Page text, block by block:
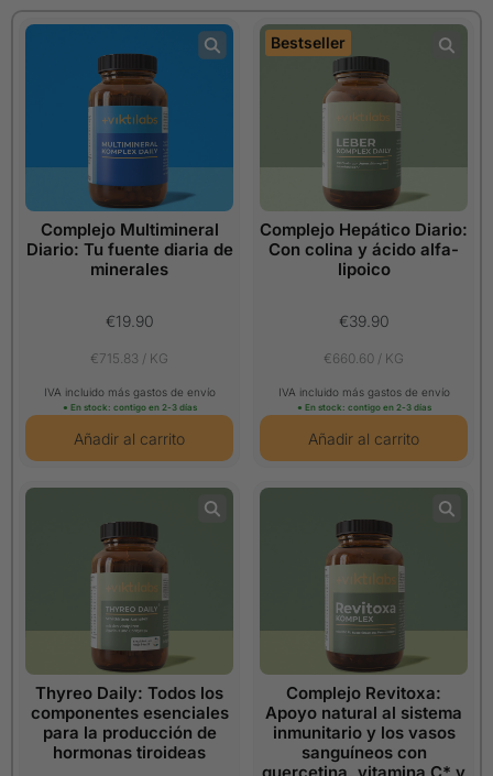
Complejo Multimineral
Diario: Tu fuente diaria de
minerales
€19.90
€715.83 / KG
IVA incluido más gastos de envío
● En stock: contigo en 2-3 días
Complejo Hepático Diario:
Con colina y ácido alfa-
lipoico
Bestseller
€39.90
€660.60 / KG
IVA incluido más gastos de envío
● En stock: contigo en 2-3 días
Thyreo Daily: Todos los
componentes esenciales
para la producción de
hormonas tiroideas
Complejo Revitoxa:
Apoyo natural al sistema
inmunitario y los vasos
sanguíneos con